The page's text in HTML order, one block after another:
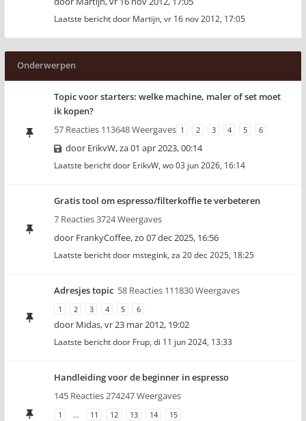
Laatste bericht door Martijn, vr 16 nov 2012, 17:05
Onderwerpen
Topic voor starters: welke machine, maler of set moet
ik kopen?
57 Reacties 113648 Weergaves 1 2 3 4 5 6
door ErikvW,za 01 apr 2023, 00:14
Laatste bericht door ErikvW, wo 03 jun 2026, 16:14
Gratis tool om espresso/filterkoffie te verbeteren
7 Reacties 3724 Weergaves
door FrankyCoffee,zo 07 dec 2025, 16:56
Laatste bericht door mstegink, za 20 dec 2025, 18:25
Adresjes topic 58 Reacties 111830 Weergaves
1 2 3 4 5 6
door Midas,vr 23 mar 2012, 19:02
Laatste bericht door Frup, di 11 jun 2024, 13:33
Handleiding voor de beginner in espresso
145 Reacties 274247 Weergaves
1 … 11 12 13 14 15